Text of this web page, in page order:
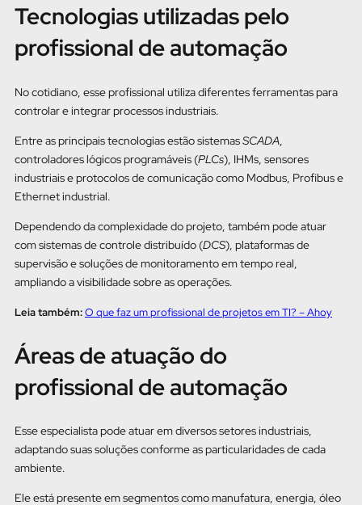
Tecnologias utilizadas pelo
profissional de automação
No cotidiano, esse profissional utiliza diferentes ferramentas para
controlar e integrar processos industriais.
Entre as principais tecnologias estão sistemasSCADA,
controladores lógicos programáveis (PLCs), IHMs, sensores
industriais e protocolos de comunicação como Modbus, Profibus e
Ethernet industrial.
Dependendo da complexidade do projeto, também pode atuar
com sistemas de controle distribuído (DCS), plataformas de
supervisão e soluções de monitoramento em tempo real,
ampliando a visibilidade sobre as operações.
Leia também:O que faz um profissional de projetos em TI? – Ahoy
Áreas de atuação do
profissional de automação
Esse especialista pode atuar em diversos setores industriais,
adaptando suas soluções conforme as particularidades de cada
ambiente.
Ele está presente em segmentos como manufatura, energia, óleo